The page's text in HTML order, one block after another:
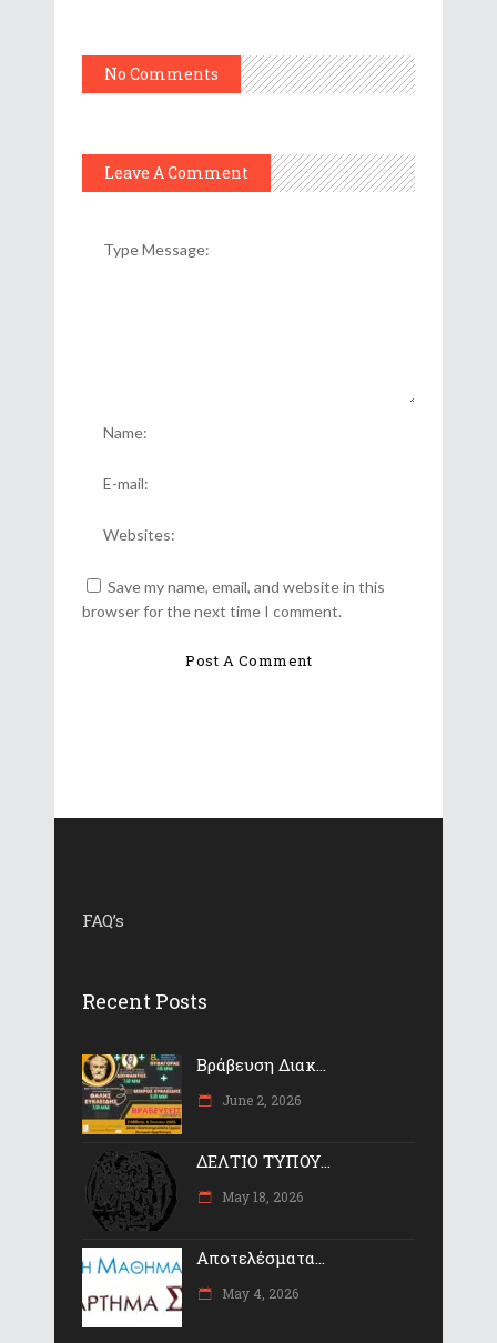
No Comments
Leave A Comment
Save my name, email, and website in this
browser for the next time I comment.
FAQ’s
Recent Posts
Βράβευση Διακ...
June 2, 2026
ΔΕΛΤΙΟ ΤΥΠΟΥ...
May 18, 2026
Αποτελέσματα...
May 4, 2026